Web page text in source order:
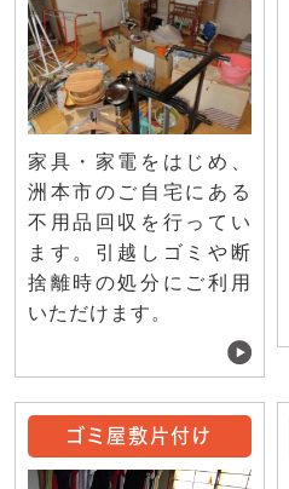
家具・家電をはじめ、
洲本市のご自宅にある
不用品回収を行ってい
ます。引越しゴミや断
捨離時の処分にご利用
いただけます。
ゴミ屋敷片付け